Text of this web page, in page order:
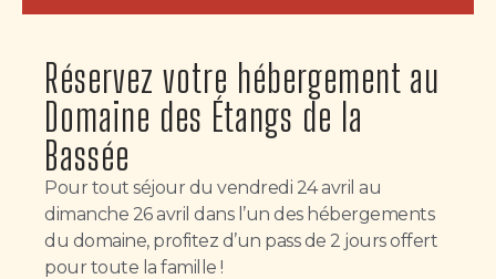
Réservez votre hébergement au
Domaine des Étangs de la
Bassée
Pour tout séjour du vendredi 24 avril au
dimanche 26 avril dans l’un des hébergements
du domaine, profitez d’un pass de 2 jours offert
pour toute la famille !